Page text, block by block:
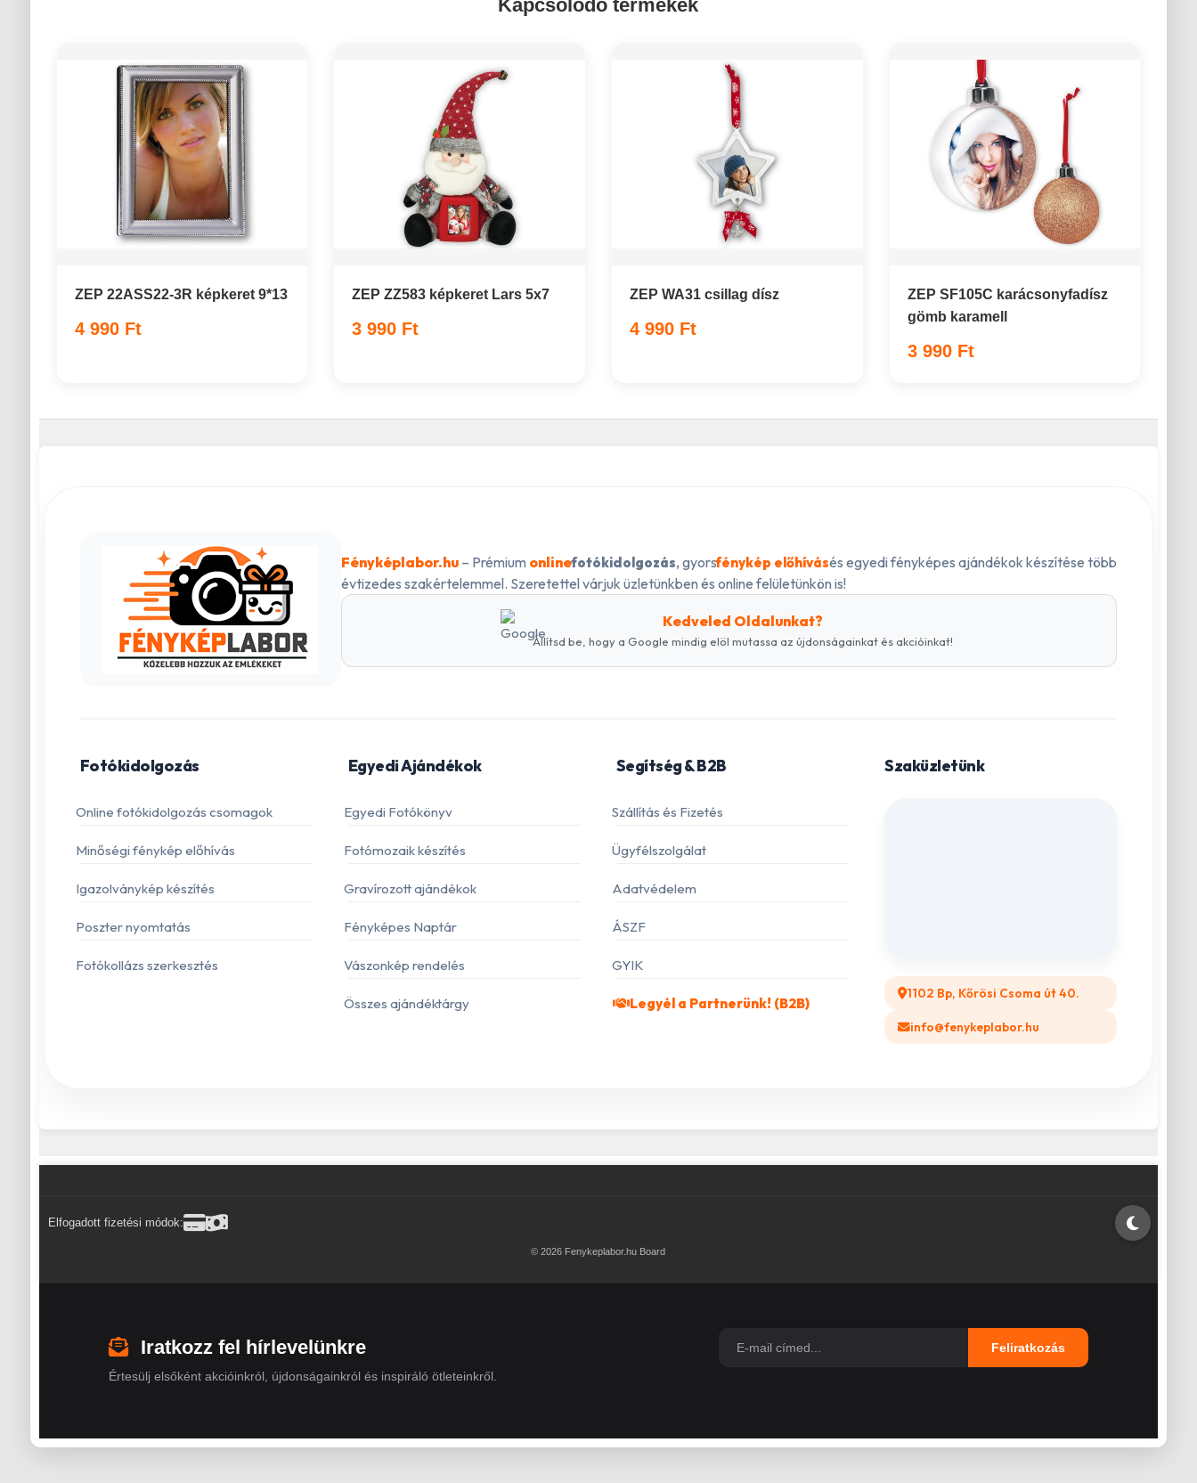
Kapcsolódó termékek
ZEP 22ASS22-3R képkeret 9*13
4 990 Ft
ZEP ZZ583 képkeret Lars 5x7
3 990 Ft
ZEP WA31 csillag dísz
4 990 Ft
ZEP SF105C karácsonyfadísz
gömb karamell
3 990 Ft
Fényképlabor.hu– Prémium onlinefotókidolgozás, gyorsfénykép előhívásés egyedi fényképes ajándékok készítése több
évtizedes szakértelemmel. Szeretettel várjuk üzletünkben és online felületünkön is!
Kedveled Oldalunkat?
Állítsd be, hogy a Google mindig elöl mutassa az újdonságainkat és akcióinkat!
Fotókidolgozás
Online fotókidolgozás csomagok
Minőségi fénykép előhívás
Igazolványkép készítés
Poszter nyomtatás
Fotókollázs szerkesztés
Egyedi Ajándékok
Egyedi Fotókönyv
Fotómozaik készítés
Gravírozott ajándékok
Fényképes Naptár
Vászonkép rendelés
Összes ajándéktárgy
Segítség & B2B
Szállítás és Fizetés
Ügyfélszolgálat
Adatvédelem
ÁSZF
GYIK
Legyél a Partnerünk! (B2B)
Szaküzletünk
1102 Bp, Kőrösi Csoma út 40.
info@fenykeplabor.hu
Elfogadott fizetési módok:
© 2026 Fenykeplabor.hu Board
Iratkozz fel hírlevelünkre
Értesülj elsőként akcióinkról, újdonságainkról és inspiráló ötleteinkről.
Feliratkozás